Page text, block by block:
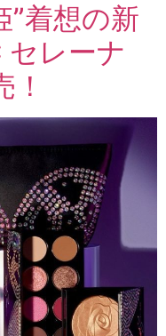
”着想の新
セレーナ